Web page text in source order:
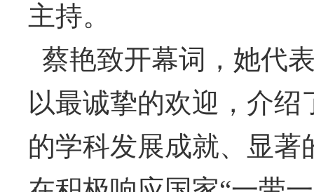
主持。
蔡艳致开幕词，她代
以最诚挚的欢迎，介
的学科发展成就、显